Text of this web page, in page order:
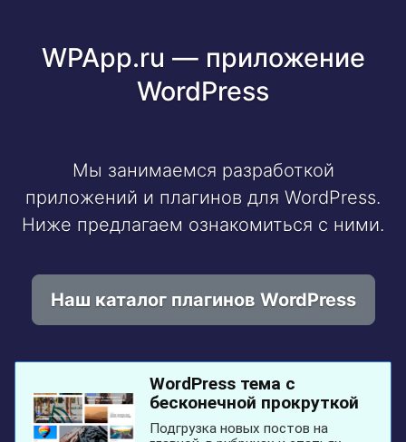
WPApp.ru — приложение
WordPress
Мы занимаемся разработкой
приложений и плагинов для WordPress.
Ниже предлагаем ознакомиться с ними.
Наш каталог плагинов WordPress